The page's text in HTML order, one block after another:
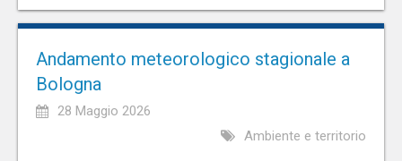
Andamento meteorologico stagionale a
Bologna
28 Maggio 2026
Ambiente e territorio